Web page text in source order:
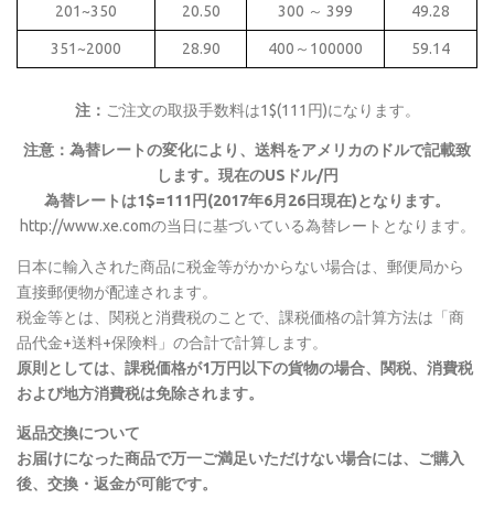
201~350 20.50 300 ～ 399 49.28
351~2000 28.90 400～100000 59.14
注： ご注文の取扱手数料は1$(111円)になります。
注意：為替レートの変化により、送料をアメリカのドルで記載致
します。現在のUSドル/円
為替レートは1$=111円(2017年6月26日現在)となります。
http://www.xe.comの当日に基づいている為替レートとなります。
日本に輸入された商品に税金等がかからない場合は、郵便局から
直接郵便物が配達されます。
税金等とは、関税と消費税のことで、課税価格の計算方法は「商
品代金+送料+保険料」の合計で計算します。
原則としては、課税価格が1万円以下の貨物の場合、関税、消費税
および地方消費税は免除されます。
返品交換について
お届けになった商品で万一ご満足いただけない場合には、ご購入
後、交換・返金が可能です。